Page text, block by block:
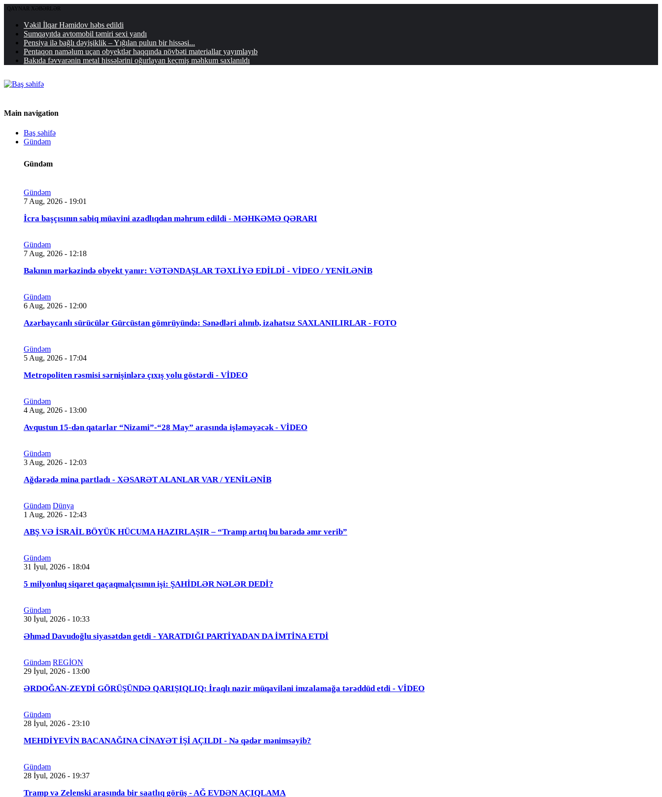
QAYNAR XƏBƏRLƏR
Vəkil İlqar Həmidov həbs edildi
Sumqayıtda avtomobil təmiri sexi yandı
Pensiya ilə bağlı dəyişiklik – Yığılan pulun bir hissəsi...
Pentaqon naməlum uçan obyektlər haqqında növbəti materiallar yayımlayıb
Bakıda fəvvarənin metal hissələrini oğurlayan keçmiş məhkum saxlanıldı
Main navigation
Baş səhifə
Gündəm
Gündəm
Gündəm
7 Aug, 2026 - 19:01
İcra başçısının sabiq müavini azadlıqdan məhrum edildi - MƏHKƏMƏ QƏRARI
Gündəm
7 Aug, 2026 - 12:18
Bakının mərkəzində obyekt yanır: VƏTƏNDAŞLAR TƏXLİYƏ EDİLDİ - VİDEO / YENİLƏNİB
Gündəm
6 Aug, 2026 - 12:00
Azərbaycanlı sürücülər Gürcüstan gömrüyündə: Sənədləri alınıb, izahatsız SAXLANILIRLAR - FOTO
Gündəm
5 Aug, 2026 - 17:04
Metropoliten rəsmisi sərnişinlərə çıxış yolu göstərdi - VİDEO
Gündəm
4 Aug, 2026 - 13:00
Avqustun 15-dən qatarlar “Nizami”-“28 May” arasında işləməyəcək - VİDEO
Gündəm
3 Aug, 2026 - 12:03
Ağdərədə mina partladı - XƏSARƏT ALANLAR VAR / YENİLƏNİB
Gündəm Dünya
1 Aug, 2026 - 12:43
ABŞ VƏ İSRAİL BÖYÜK HÜCUMA HAZIRLAŞIR – “Tramp artıq bu barədə əmr verib”
Gündəm
31 İyul, 2026 - 18:04
5 milyonluq siqaret qaçaqmalçısının işi: ŞAHİDLƏR NƏLƏR DEDİ?
Gündəm
30 İyul, 2026 - 10:33
Əhməd Davudoğlu siyasətdən getdi - YARATDIĞI PARTİYADAN DA İMTİNA ETDİ
Gündəm REGİON
29 İyul, 2026 - 13:00
ƏRDOĞAN-ZEYDİ GÖRÜŞÜNDƏ QARIŞIQLIQ: İraqlı nazir müqaviləni imzalamağa tərəddüd etdi - VİDEO
Gündəm
28 İyul, 2026 - 23:10
MEHDİYEVİN BACANAĞINA CİNAYƏT İŞİ AÇILDI - Nə qədər mənimsəyib?
Gündəm
28 İyul, 2026 - 19:37
Tramp və Zelenski arasında bir saatlıq görüş - AĞ EVDƏN AÇIQLAMA